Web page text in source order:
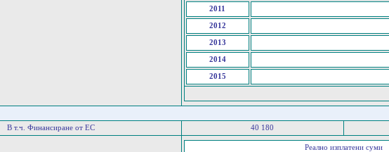
2011
2012
2013
2014
2015
В т.ч. Финансиране от ЕС 40 180
Реално изплатени суми